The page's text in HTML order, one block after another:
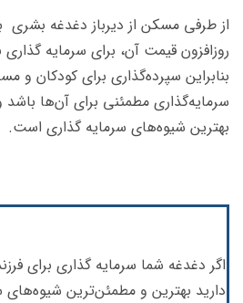
از طرفی مسکن از دیرباز دغدغه بشری
روزافزون قیمت آن، برای سرمایه
بنابراین سپرده‌گذاری برای کودکان و
سرمایه‌گذاری مطمئنی برای آن‌ها
بهترین شیوه‌های سرمایه گذاری است.
اگر دغدغه شما سرمایه گذاری برای
دارید بهترین و مطمئن‌ترین شیوه‌های